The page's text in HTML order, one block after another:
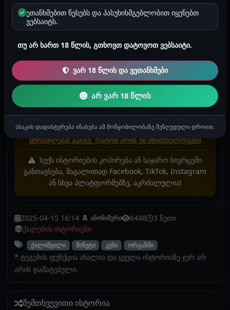
თითქმის ყოველდღე მტყნავდა. ახლა უკვე
დავშორდით, მაგრამ ზოგჯერ ახლაც მტყნავს
ხოლმე. მინდა რო ყლე ვუკოცნო ისე მიყვარს
მასთან სექსი. საოცარი ბიჭია.
ისტორიაში მოხსენიებული პერსონაჟები, სახელები
და ლოკაციები შესაძლოა იყოს გამოგონილი და არ
უკავშირდებოდეს რეალურ პირებს, რეალურ
დამთხვევა არის შემთხვევითი.
ყურადღება! გაიგე, რატომ არის ეს მნიშვნელოვანი
სექს ისტორიების კოპირება ან საჯარო სივრცეში
განთავსება, მაგალითად Facebook, TikTok, Instagram
ან სხვა პლატფორმებზე, აკრძალულია!
2025-04-15 16:14 ანონიმური 6448
3 წუთი
ქალების ისტორიები
ქალიშვილი მინეტი კუნი ორგაზმი
* ტეგების ფუნქცია ახალია და ყველა ისტორიაზე ჯერ არ
არის დამატებული.
შემთხვევითი ისტორია
ეთანხმებით წესებს და პასუხისმგებლობით იყენებთ
ვებსაიტს.
თუ არ ხართ 18 წლის, გთხოვთ დატოვოთ ვებსაიტი.
ვარ 18 წლის და ვეთანხმები
არ ვარ 18 წლის
ასაკის დადასტურება ინახება ამ მოწყობილობაზე შეზღუდული დროით.